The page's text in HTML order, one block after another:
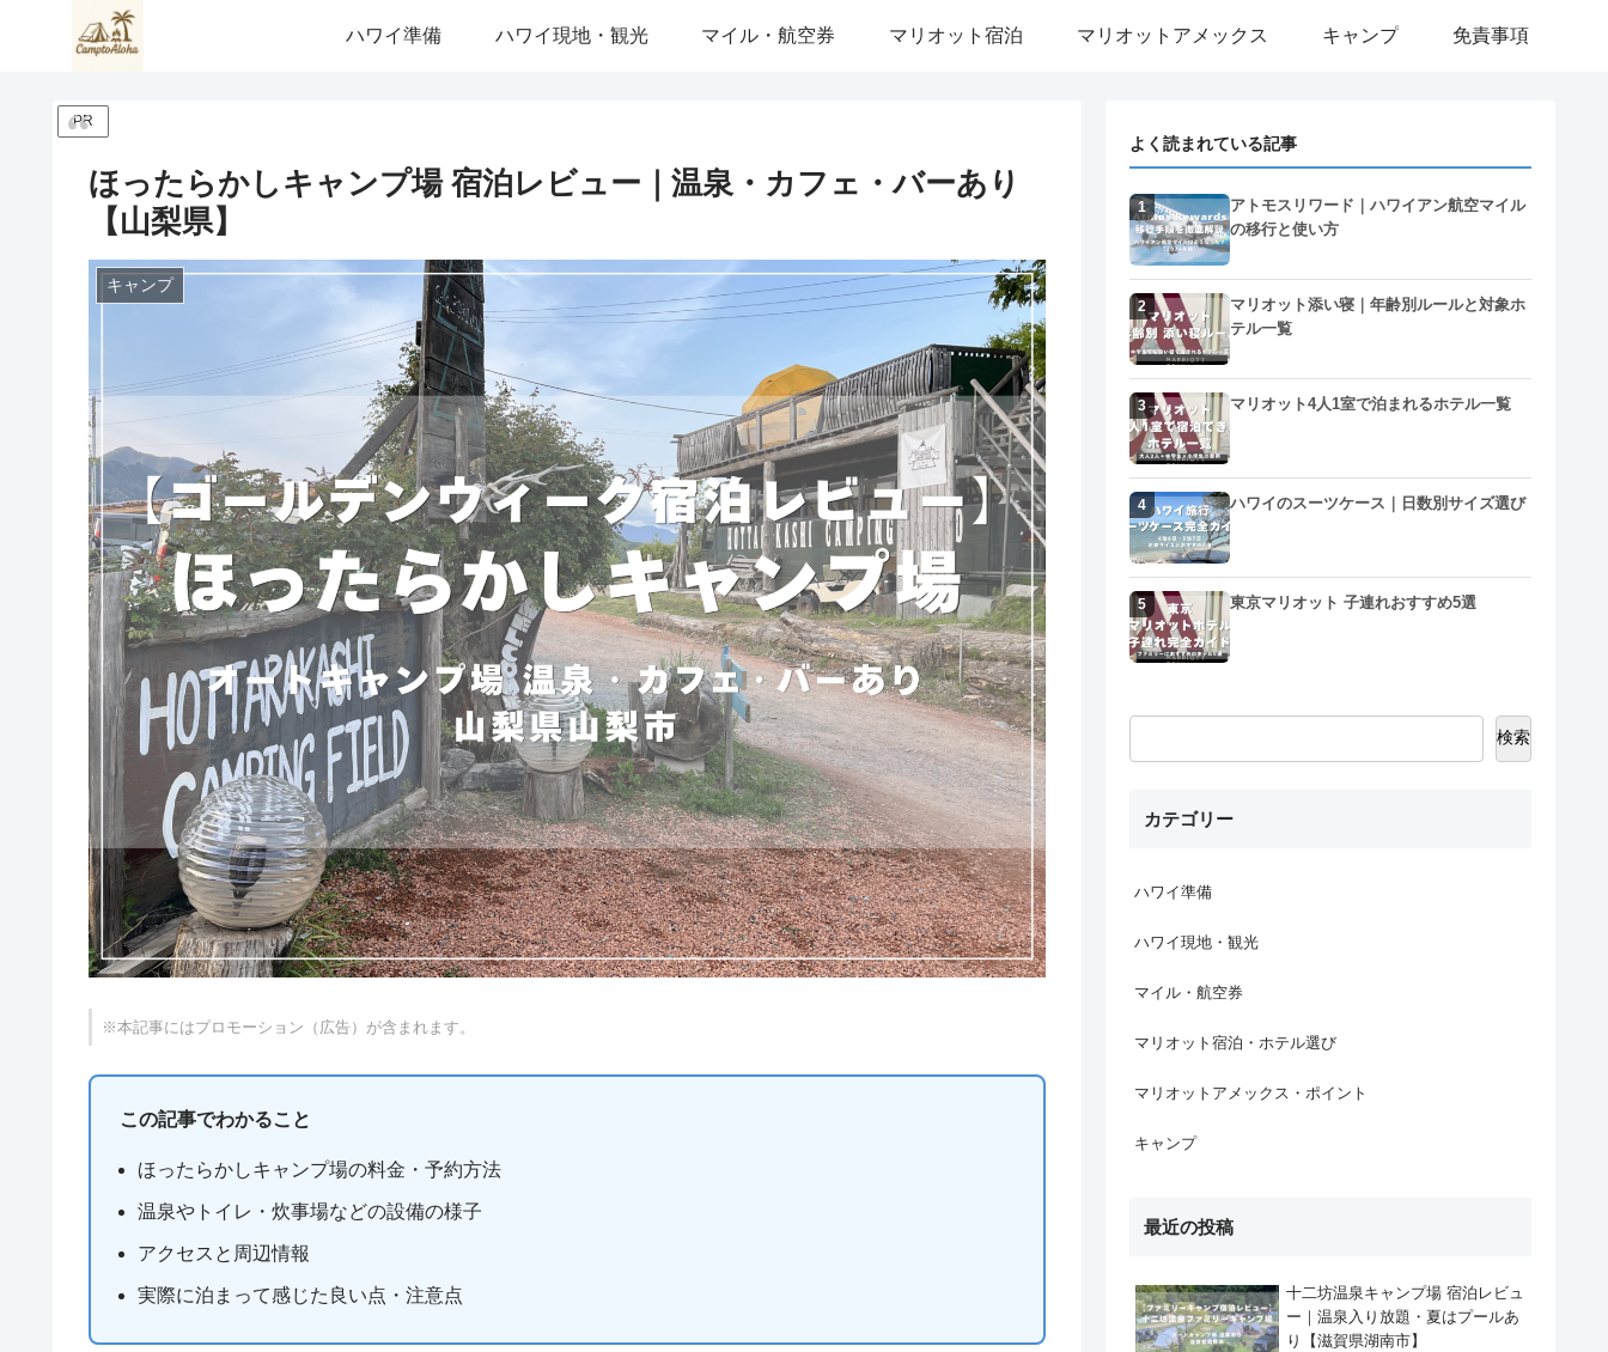
ハワイ準備 ハワイ現地・観光 マイル・航空券 マリオット宿泊 マリオットアメックス キャンプ 免責事項
PR
ほったらかしキャンプ場 宿泊レビュー｜温泉・カフェ・バーあり
【山梨県】
キャンプ
※本記事にはプロモーション（広告）が含まれます。
この記事でわかること
ほったらかしキャンプ場の料金・予約方法
温泉やトイレ・炊事場などの設備の様子
アクセスと周辺情報
実際に泊まって感じた良い点・注意点
よく読まれている記事
1
アトモスリワード｜ハワイアン航空マイル
の移行と使い方
2
マリオット添い寝｜年齢別ルールと対象ホ
テル一覧
3 マリオット4人1室で泊まれるホテル一覧
4 ハワイのスーツケース｜日数別サイズ選び
5 東京マリオット 子連れおすすめ5選
検索
カテゴリー
ハワイ準備
ハワイ現地・観光
マイル・航空券
マリオット宿泊・ホテル選び
マリオットアメックス・ポイント
キャンプ
最近の投稿
十二坊温泉キャンプ場 宿泊レビュ
ー｜温泉入り放題・夏はプールあ
り【滋賀県湖南市】